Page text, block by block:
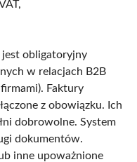
jest obligatoryjny
w relacjach B2B
Faktury
z obowiązku. Ich
dobrowolne. System
dokumentów.
inne upoważnione